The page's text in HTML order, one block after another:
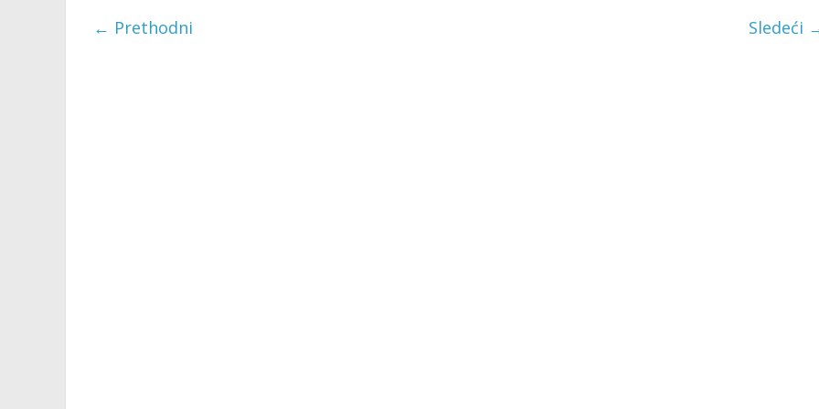
← Prethodni Sledeći